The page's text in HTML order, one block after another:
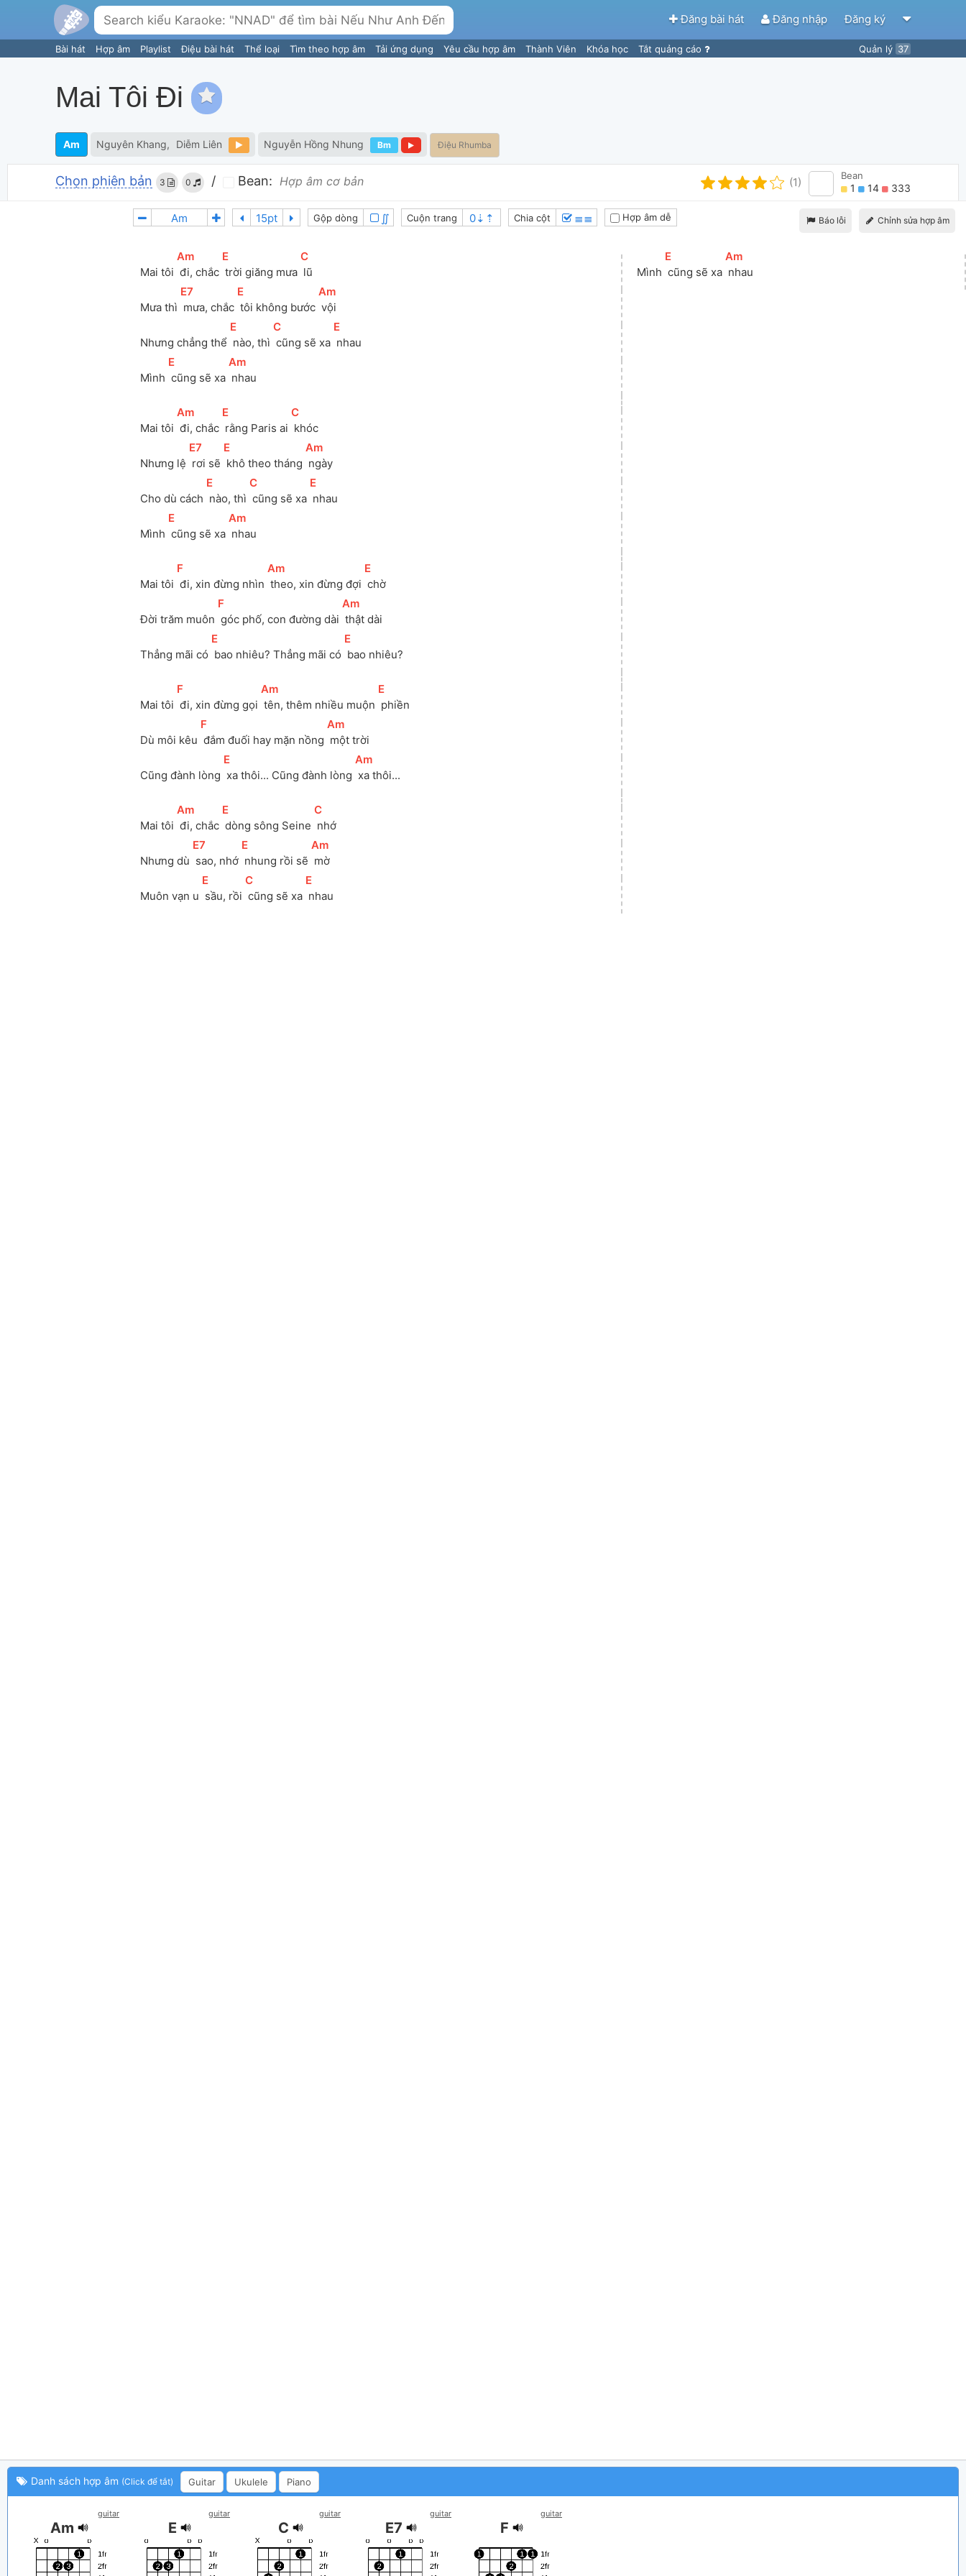
Đăng bài hát Đăng nhập Đăng ký
Bài hát Hợp âm Playlist Điệu bài hát Thể loại Tìm theo hợp âm Tải ứng dụng Yêu cầu hợp âm Thành Viên Khóa học Tắt quảng cáo Quản lý 37
Mai Tôi Đi
Am Nguyên Khang Diễm Liên Nguyễn Hồng Nhung Bm Điệu Rhumba
Chọn phiên bản 3 0 / Bean: Hợp âm cơ bản (1)
Bean
1 14 333
Báo lỗi Chỉnh sửa hợp âm
Gộp dòng ∬ Cuộn trang Chia cột ≣≣ Hợp âm dễ
Mai tôi
[
Am
đi, chắc
[E
trời giăng mưa
[
C
lũ
Mưa thì
[E7
mưa, chắc
[E
tôi không bước
[
Am
vội
Nhưng chẳng thể
[E
nào, thì
[
C
cũng sẽ xa
[E
nhau
Mình
[E
cũng sẽ xa
[
Am
nhau
Mai tôi
[
Am
đi, chắc
[E
rằng Paris ai
[
C
khóc
Nhưng lệ
[E7
rơi sẽ
[E
khô theo tháng
[
Am
ngày
Cho dù cách
[E
nào, thì
[
C
cũng sẽ xa
[E
nhau
Mình
[E
cũng sẽ xa
[
Am
nhau
Mai tôi
[F
đi, xin đừng nhìn
[
Am
theo, xin đừng đợi
[E
chờ
Đời trăm muôn
[F
góc phố, con đường dài
[
Am
thật dài
Thẳng mãi có
[E
bao nhiêu? Thẳng mãi có
[E
bao nhiêu?
Mai tôi
[F
đi, xin đừng gọi
[
Am
tên, thêm nhiều muộn
[E
phiền
Dù môi kêu
[F
đắm đuối hay mặn nồng
[
Am
một trời
Cũng đành lòng
[E
xa thôi... Cũng đành lòng
[
Am
xa thôi...
Mai tôi
[
Am
đi, chắc
[E
dòng sông Seine
[
C
nhớ
Nhưng dù
[E7
sao, nhớ
[E
nhung rồi sẽ
[
Am
mờ
Muôn vạn u
[E
sầu, rồi
[
C
cũng sẽ xa
[E
nhau
Mình
[E
cũng sẽ xa
[
Am
nhau
Danh sách hợp âm (Click để tắt) Guitar Ukulele Piano
guitar
Am
guitar
E
guitar
C
guitar
E7
guitar
F